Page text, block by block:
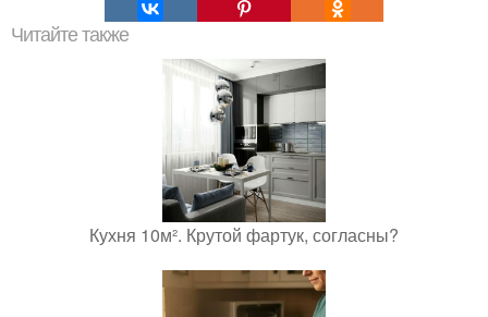
Читайте также
Кухня 10м². Крутой фартук, согласны?